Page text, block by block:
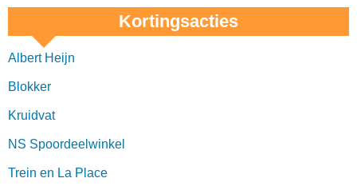
Kortingsacties
Albert Heijn
Blokker
Kruidvat
NS Spoordeelwinkel
Trein en La Place